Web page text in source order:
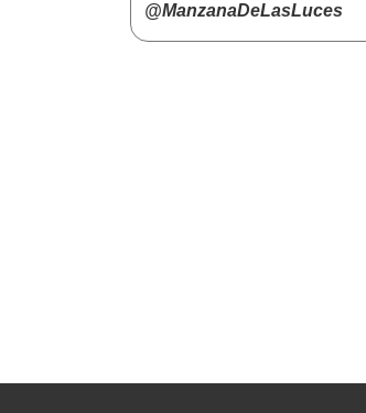
@ManzanaDeLasLuces